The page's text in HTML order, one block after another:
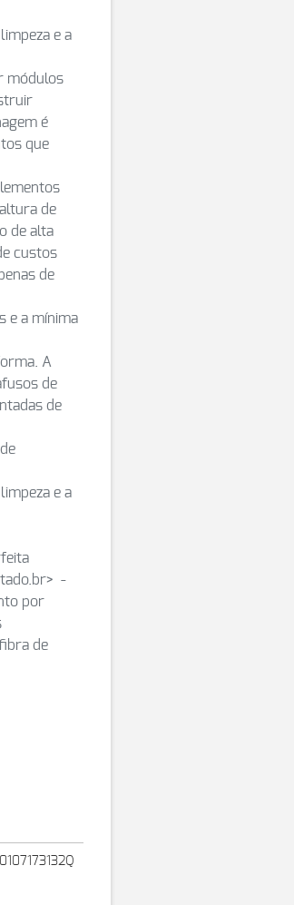
e a
módulos
é
que
de
de alta
custos
de
e a mínima
A
de
de
e a
-
por
de